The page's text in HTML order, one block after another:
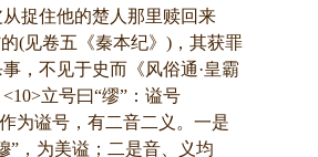
捉住他的楚人那里赎回来
(见卷五《秦本纪》)，其获罪
，不见于史而《风俗通·皇霸
立号曰“缪”：谥号
为谥号，有二音二义。一是
”，为美谥；二是音、义均